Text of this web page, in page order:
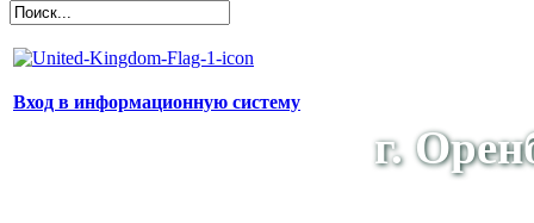
Вход в информационную систему
г.